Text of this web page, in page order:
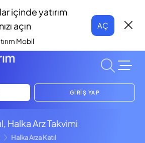
içinde yatırım
açın
Mobil
AÇ
GİRİŞ YAP
Halka Arz Takvimi
Halka Arza Katıl